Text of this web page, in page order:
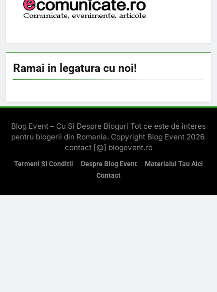
Ramai in legatura cu noi!
Blog Event – Cu Si Despre Bloguri Tot ce este de interes
pentru blogerii din Romania. Copyright Blog Event 2026.
contact [@] blogevent.ro
Termeni Si Conditii Despre Blog Event
Materialul Tau Aici
Contact